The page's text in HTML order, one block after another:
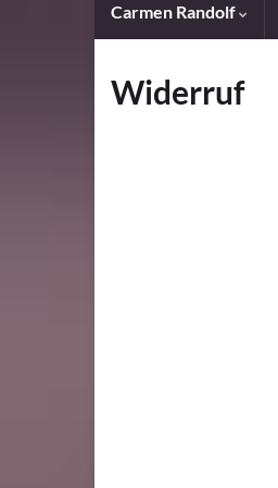
Carmen Randolf
Widerruf